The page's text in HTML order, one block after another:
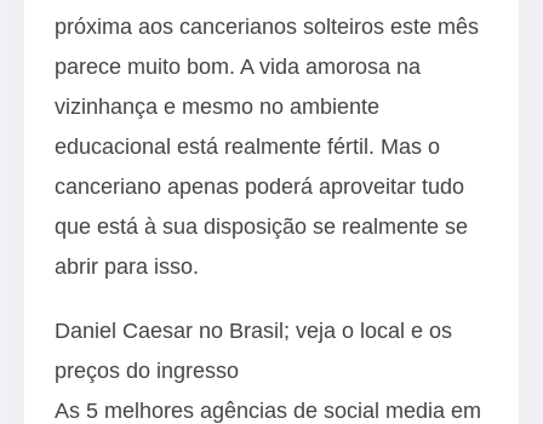
próxima aos cancerianos solteiros este mês
parece muito bom. A vida amorosa na
vizinhança e mesmo no ambiente
educacional está realmente fértil. Mas o
canceriano apenas poderá aproveitar tudo
que está à sua disposição se realmente se
abrir para isso.
Daniel Caesar no Brasil; veja o local e os
preços do ingresso
As 5 melhores agências de social media em